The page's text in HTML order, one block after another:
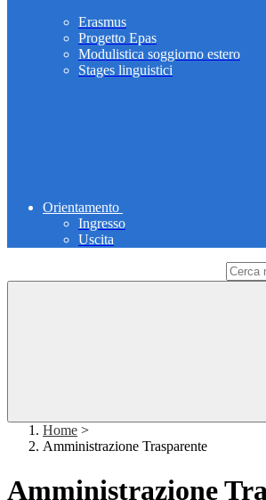
Erasmus
Progetto Epas
Modulistica soggiorno estero
Stages linguistici
Orientamento
Ingresso
Uscita
Home >
Amministrazione Trasparente
Amministrazione